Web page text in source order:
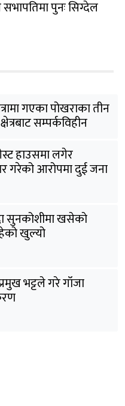
पुनः सिग्देल
गएका पोखराका तीन
सम्पर्कविहीन
हाउसमा लगेर
गरेको आरोपमा दुई जना
सुनकोशीमा खसेकाे
खुल्यो
भट्टले गरे गाँजा